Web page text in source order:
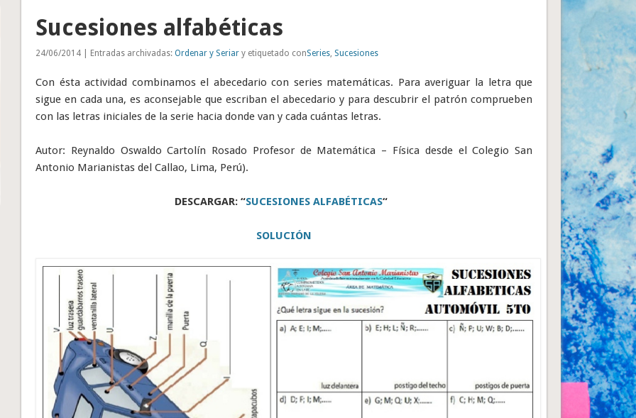
Sucesiones alfabéticas
24/06/2014 | Entradas archivadas:Ordenar y Seriar y etiquetado conSeries, Sucesiones
Con ésta actividad combinamos el abecedario con series matemáticas. Para averiguar la letra que
sigue en cada una, es aconsejable que escriban el abecedario y para descubrir el patrón comprueben
con las letras iniciales de la serie hacia donde van y cada cuántas letras.
Autor: Reynaldo Oswaldo Cartolín Rosado Profesor de Matemática – Física desde el Colegio San
Antonio Marianistas del Callao, Lima, Perú).
DESCARGAR: “SUCESIONES ALFABÉTICAS“
SOLUCIÓN